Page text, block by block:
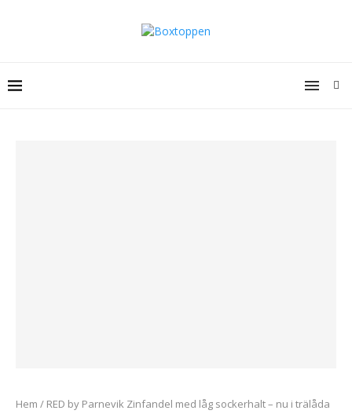
Hem / RED by Parnevik Zinfandel med låg sockerhalt – nu i trälåda